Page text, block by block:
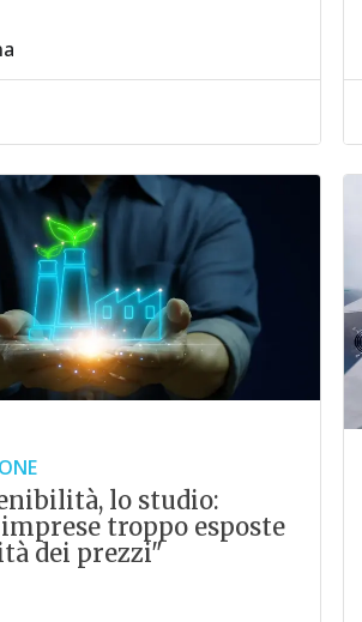
lo studio:
troppo esposte
dei prezzi"